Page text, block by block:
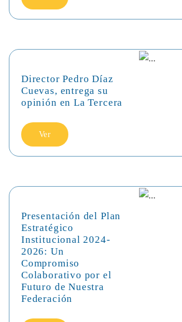
Director Pedro Díaz
Cuevas, entrega su
opinión en La Tercera
Ver
Presentación del Plan
Estratégico
Institucional 2024-
2026: Un
Compromiso
Colaborativo por el
Futuro de Nuestra
Federación